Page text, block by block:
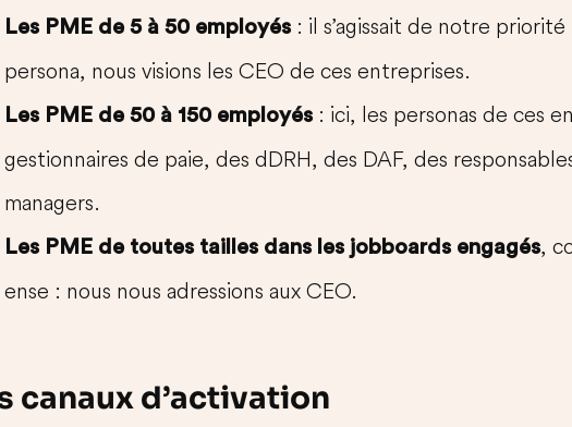
Les PME de 5 à 50 employés : il s’agissait de notre
persona, nous visions les CEO de ces entreprises.
Les PME de 50 à 150 employés : ici, les personas de ces
gestionnaires de paie, des dDRH, des DAF, des
managers.
Les PME de toutes tailles dans les jobboards engagés,
ense : nous nous adressions aux CEO.
canaux d’activation